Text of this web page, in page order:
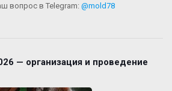
вопрос в Telegram: @mold78
— организация и проведение